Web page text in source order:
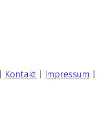
Kontakt Impressum